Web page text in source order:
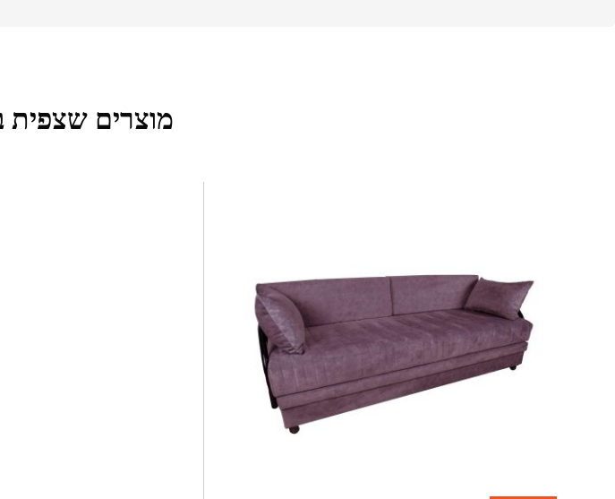
מוצרים שצפית